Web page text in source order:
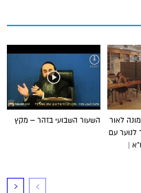
השעור השבועי בזהר – מקץ
לאור
לנוער עם
|